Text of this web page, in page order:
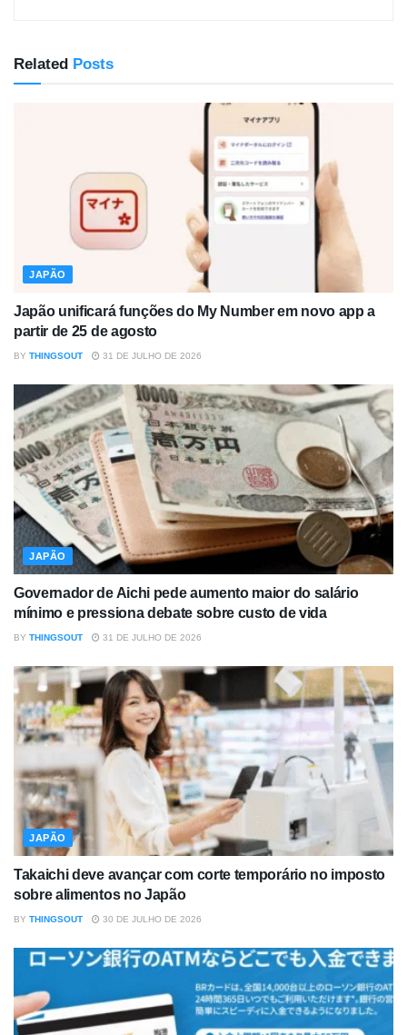
Related Posts
JAPÃO
Japão unificará funções do My Number em novo app a
partir de 25 de agosto
BY THINGSOUT 31 DE JULHO DE 2026
JAPÃO
Governador de Aichi pede aumento maior do salário
mínimo e pressiona debate sobre custo de vida
BY THINGSOUT 31 DE JULHO DE 2026
JAPÃO
Takaichi deve avançar com corte temporário no imposto
sobre alimentos no Japão
BY THINGSOUT 30 DE JULHO DE 2026